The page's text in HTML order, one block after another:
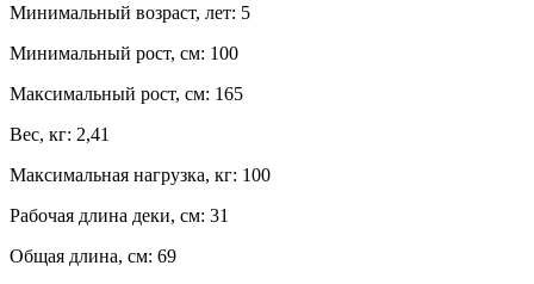
Минимальный возраст, лет: 5
Минимальный рост, см: 100
Максимальный рост, см: 165
Вес, кг: 2,41
Максимальная нагрузка, кг: 100
Рабочая длина деки, см: 31
Общая длина, см: 69